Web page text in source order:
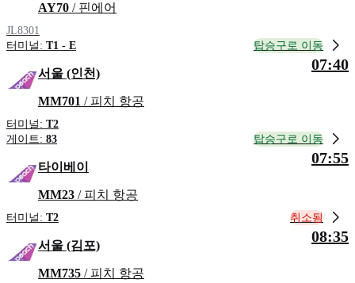
AY70 / 핀에어
JL8301
터미널: T1 - E 탑승구로 이동
서울 (인천)
MM701 / 피치 항공
터미널: T2
게이트: 83
07:40
탑승구로 이동
타이베이
MM23 / 피치 항공
터미널: T2
07:55
취소됨
서울 (김포)
MM735 / 피치 항공
08:35